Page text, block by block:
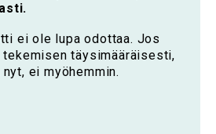
ei ole lupa odottaa. Jos
tekemisen täysimääräisesti,
ei myöhemmin.